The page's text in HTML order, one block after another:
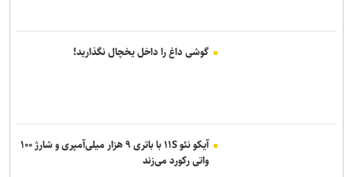
گوشی داغ را داخل یخچال نگذارید!
آیکو نئو ۱۱S با باتری ۹ هزار میلی‌آمپری و شارژ ۱۰۰
واتی رکورد می‌زند